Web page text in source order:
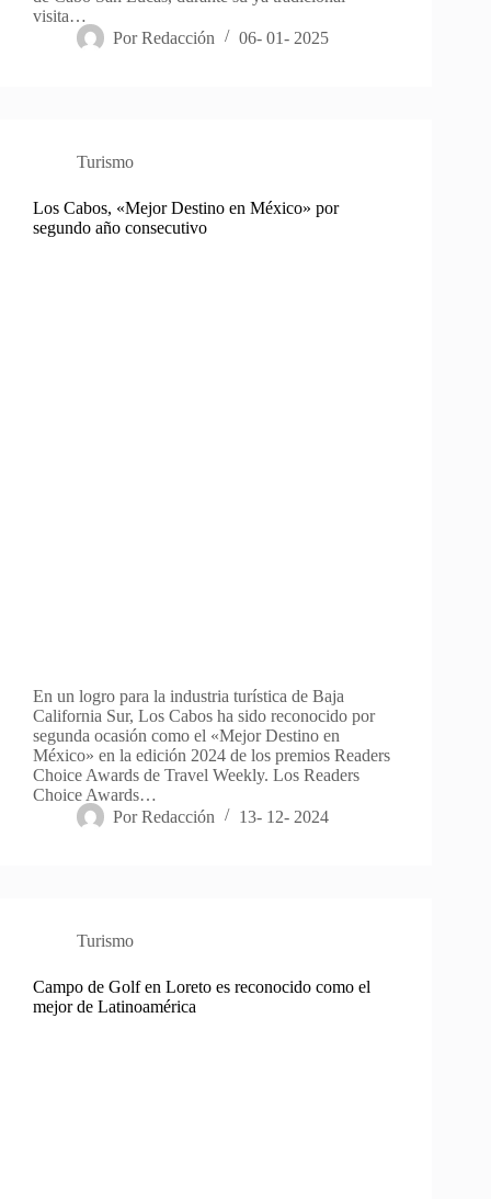
visita…
Por Redacción 06- 01- 2025
Turismo
Los Cabos, «Mejor Destino en México» por
segundo año consecutivo
En un logro para la industria turística de Baja
California Sur, Los Cabos ha sido reconocido por
segunda ocasión como el «Mejor Destino en
México» en la edición 2024 de los premios Readers
Choice Awards de Travel Weekly. Los Readers
Choice Awards…
Por Redacción 13- 12- 2024
Turismo
Campo de Golf en Loreto es reconocido como el
mejor de Latinoamérica